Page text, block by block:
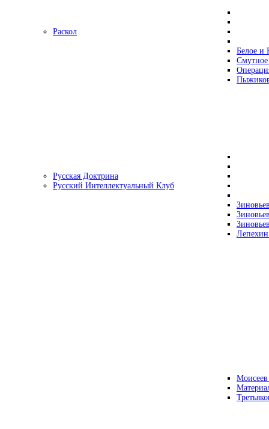
Раскол
Белое и
Русская Доктрина
Русский Интеллектуальный Клуб